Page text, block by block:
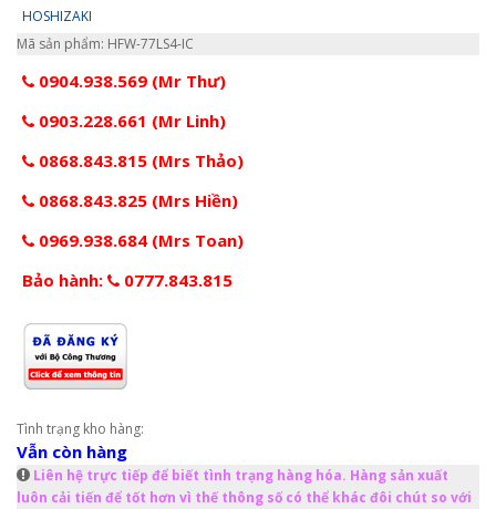
HOSHIZAKI
Mã sản phẩm: HFW-77LS4-IC
0904.938.569 (Mr Thư)
0903.228.661 (Mr Linh)
0868.843.815 (Mrs Thảo)
0868.843.825 (Mrs Hiền)
0969.938.684 (Mrs Toan)
Bảo hành:
0777.843.815
Tình trạng kho hàng:
Vẫn còn hàng
Liên hệ trực tiếp để biết tình trạng hàng hóa. Hàng sản xuất
luôn cải tiến để tốt hơn vì thế thông số có thể khác đôi chút so với